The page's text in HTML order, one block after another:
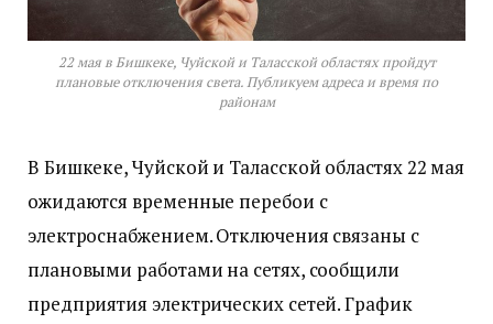
22 мая в Бишкеке, Чуйской и Таласской областях пройдут
плановые отключения света. Публикуем адреса и время по
районам
В Бишкеке, Чуйской и Таласской областях 22 мая
ожидаются временные перебои с
электроснабжением. Отключения связаны с
плановыми работами на сетях, сообщили
предприятия электрических сетей. График